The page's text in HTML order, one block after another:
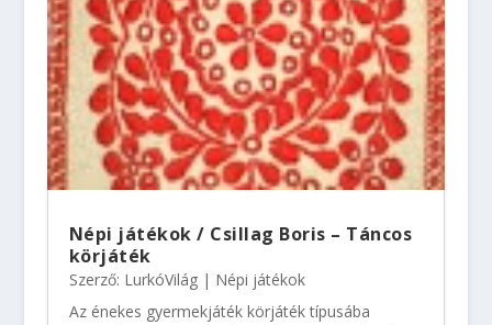
Népi játékok / Csillag Boris – Táncos
körjáték
Szerző: LurkóVilág| Népi játékok
Az énekes gyermekjáték körjáték típusába